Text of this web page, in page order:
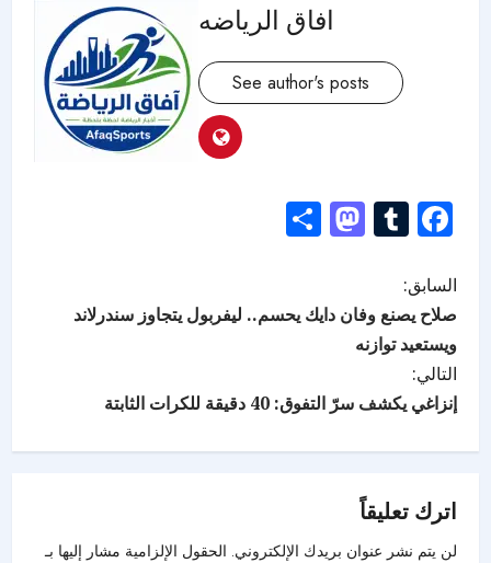
افاق الرياضه
See author's posts
Facebook
Tumblr
Mastodon
السابق:
صلاح يصنع وفان دايك يحسم.. ليفربول يتجاوز سندرلاند
ويستعيد توازنه
التالي:
إنزاغي يكشف سرّ التفوق: 40 دقيقة للكرات الثابتة
اترك تعليقاً
لن يتم نشر عنوان بريدك الإلكتروني. الحقول الإلزامية مشار إليها بـ